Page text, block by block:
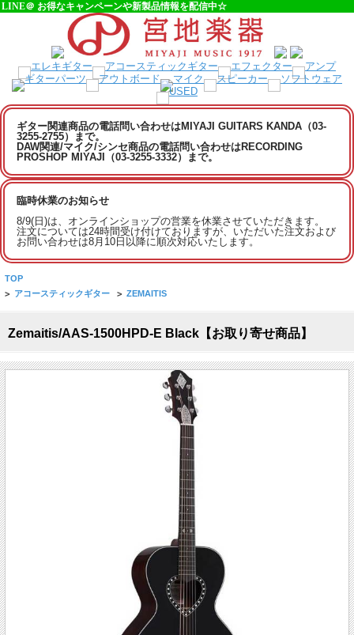
LINE＠ お得なキャンペーンや新製品情報を配信中☆
ギター関連商品の電話問い合わせはMIYAJI GUITARS KANDA（03-
3255-2755）まで。
DAW関連/マイク/シンセ商品の電話問い合わせはRECORDING
PROSHOP MIYAJI（03-3255-3332）まで。
臨時休業のお知らせ
8/9(日)は、オンラインショップの営業を休業させていただきます。
注文については24時間受け付けておりますが、いただいた注文および
お問い合わせは8月10日以降に順次対応いたします。
TOP
> アコースティックギター > ZEMAITIS
Zemaitis/AAS-1500HPD-E Black【お取り寄せ商品】